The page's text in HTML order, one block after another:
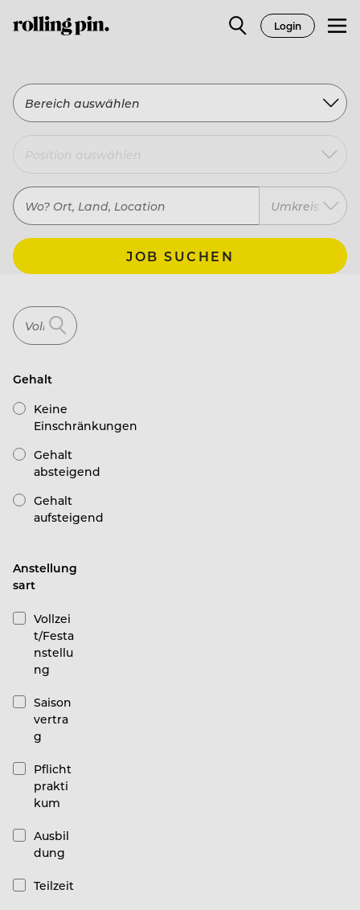
Login
Bereich auswählen
Umkreis
JOB SUCHEN
Gehalt
Keine
Einschränkungen
Gehalt
absteigend
Gehalt
aufsteigend
Anstellung
sart
Vollzei
t/Festa
nstellu
ng
Saison
vertra
g
Pflicht
prakti
kum
Ausbil
dung
Teilzeit